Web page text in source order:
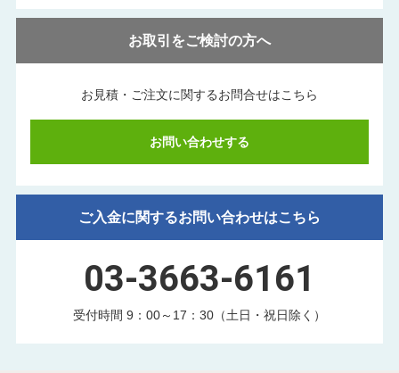
お取引をご検討の方へ
お見積・ご注文に関するお問合せはこちら
お問い合わせする
ご入金に関するお問い合わせはこちら
03-3663-6161
受付時間 9：00～17：30（土日・祝日除く）